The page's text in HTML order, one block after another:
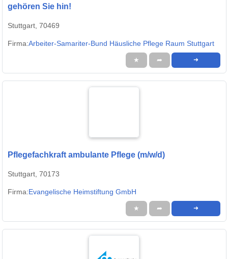
gehören Sie hin!
Stuttgart, 70469
Firma:Arbeiter-Samariter-Bund Häusliche Pflege Raum Stuttgart
★ ➦ ➜
Pflegefachkraft ambulante Pflege (m/w/d)
Stuttgart, 70173
Firma:Evangelische Heimstiftung GmbH
★ ➦ ➜